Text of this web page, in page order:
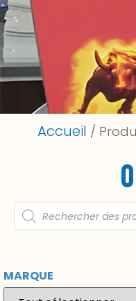
Accueil /
MARQUE